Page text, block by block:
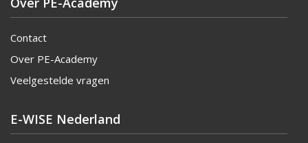
Contact
Over PE-Academy
Veelgestelde vragen
E-WISE Nederland